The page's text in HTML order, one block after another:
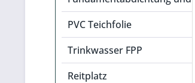
PVC Teichfolie
Trinkwasser FPP
Reitplatz